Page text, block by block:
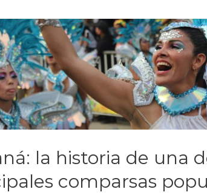
la historia de una
comparsas